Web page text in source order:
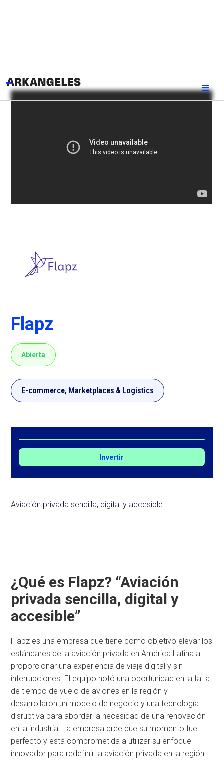
Flapz
Abierta
E-commerce, Marketplaces & Logistics
Invertir
Aviación privada sencilla, digital y accesible
¿Qué es Flapz? “Aviación
privada sencilla, digital y
accesible”
Flapz es una empresa que tiene como objetivo elevar los
estándares de la aviación privada en América Latina al
proporcionar una experiencia de viaje digital y sin
interrupciones. El equipo notó una oportunidad en la falta
de tiempo de vuelo de aviones en la región y
desarrollaron un modelo de negocio y una tecnología
disruptiva para abordar la necesidad de una renovación
en la industria. La empresa cree que su momento fue
perfecto y está comprometida a utilizar su enfoque
innovador para redefinir la aviación privada en la región